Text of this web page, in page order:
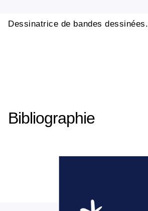
Dessinatrice de bandes dessinées.
Bibliographie